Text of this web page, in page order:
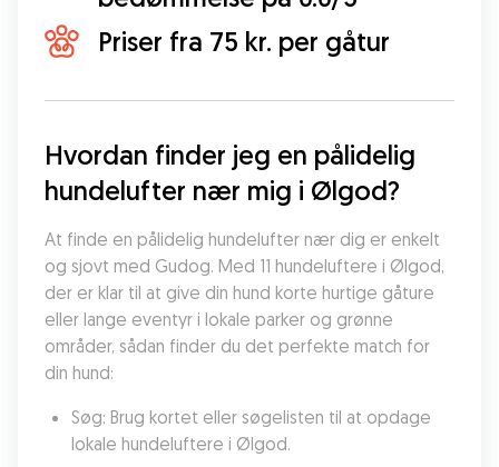
Priser fra 75 kr. per gåtur
Hvordan finder jeg en pålidelig
hundelufter nær mig i Ølgod?
At finde en pålidelig hundelufter nær dig er enkelt
og sjovt med Gudog. Med 11 hundeluftere i Ølgod,
der er klar til at give din hund korte hurtige gåture
eller lange eventyr i lokale parker og grønne
områder, sådan finder du det perfekte match for
din hund:
Søg: Brug kortet eller søgelisten til at opdage
lokale hundeluftere i Ølgod.